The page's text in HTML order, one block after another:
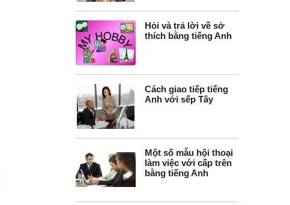
Hỏi và trả lời về sở
thích bằng tiếng Anh
Cách giao tiếp tiếng
Anh với sếp Tây
Một số mẫu hội thoại
làm việc với cấp trên
bằng tiếng Anh